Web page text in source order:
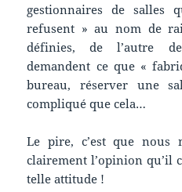
gestionnaires de salles
refusent » au nom de
définies, de l’autre
demandent ce que «
bureau, réserver une
compliqué que cela…
Le pire, c’est que nous
clairement l’opinion qu’il
telle attitude !